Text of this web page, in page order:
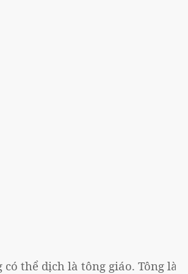
có thể dịch là tông giáo. Tông là